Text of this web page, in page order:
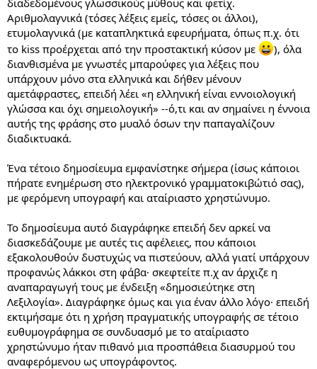
διαδεδομένους γλωσσικούς μύθους και φετίχ.
Αριθμολαγνικά (τόσες λέξεις εμείς, τόσες οι άλλοι),
ετυμολαγνικά (με καταπληκτικά εφευρήματα, όπως π.χ. ότι
το kiss προέρχεται από την προστακτική κύσον με
), όλα
διανθισμένα με γνωστές μπαρούφες για λέξεις που
υπάρχουν μόνο στα ελληνικά και δήθεν μένουν
αμετάφραστες, επειδή λέει «η ελληνική είναι εννοιολογική
γλώσσα και όχι σημειολογική» --ό,τι και αν σημαίνει η έννοια
αυτής της φράσης στο μυαλό όσων την παπαγαλίζουν
διαδικτυακά.
Ένα τέτοιο δημοσίευμα εμφανίστηκε σήμερα (ίσως κάποιοι
πήρατε ενημέρωση στο ηλεκτρονικό γραμματοκιβώτιό σας),
με φερόμενη υπογραφή και αταίριαστο χρηστώνυμο.
Το δημοσίευμα αυτό διαγράφηκε επειδή δεν αρκεί να
διασκεδάζουμε με αυτές τις αφέλειες, που κάποιοι
εξακολουθούν δυστυχώς να πιστεύουν, αλλά γιατί υπάρχουν
προφανώς λάκκοι στη φάβα· σκεφτείτε π.χ αν άρχιζε η
αναπαραγωγή τους με ένδειξη «δημοσιεύτηκε στη
Λεξιλογία». Διαγράφηκε όμως και για έναν άλλο λόγο· επειδή
εκτιμήσαμε ότι η χρήση πραγματικής υπογραφής σε τέτοιο
ευθυμογράφημα σε συνδυασμό με το αταίριαστο
χρηστώνυμο ήταν πιθανό μια προσπάθεια διασυρμού του
αναφερόμενου ως υπογράφοντος.